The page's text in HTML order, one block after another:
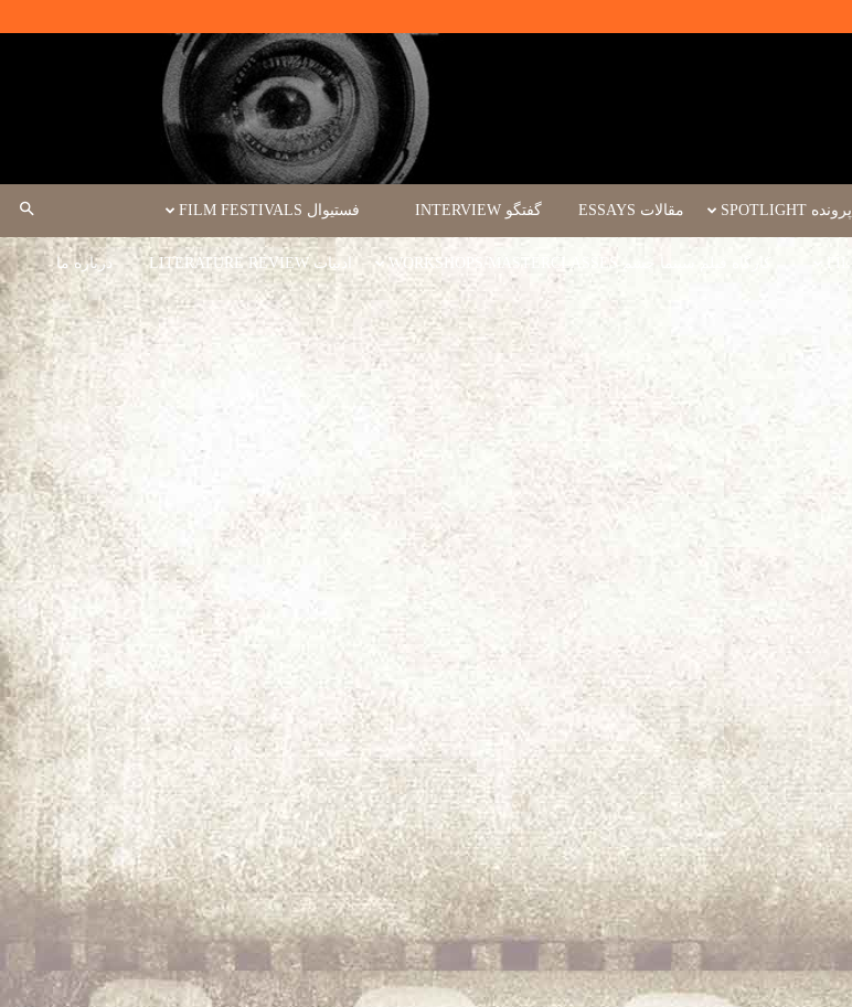
پرونده SPOTLIGHT مقالات ESSAYS گفتگو INTERVIEW فستیوال FILM FESTIVALS
کارگاه فیلم سینما چشم WORKSHOPS/MASTERCLASSES ادبیات LITERATURE REVIEW درباره ما